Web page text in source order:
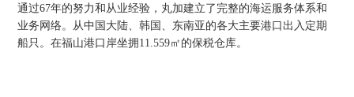
通过67年的努力和从业经验，丸加建立了完整的海运服务体系和
业务网络。从中国大陆、韩国、东南亚的各大主要港口出入定期
船只。在福山港口岸坐拥11.559㎡的保税仓库。